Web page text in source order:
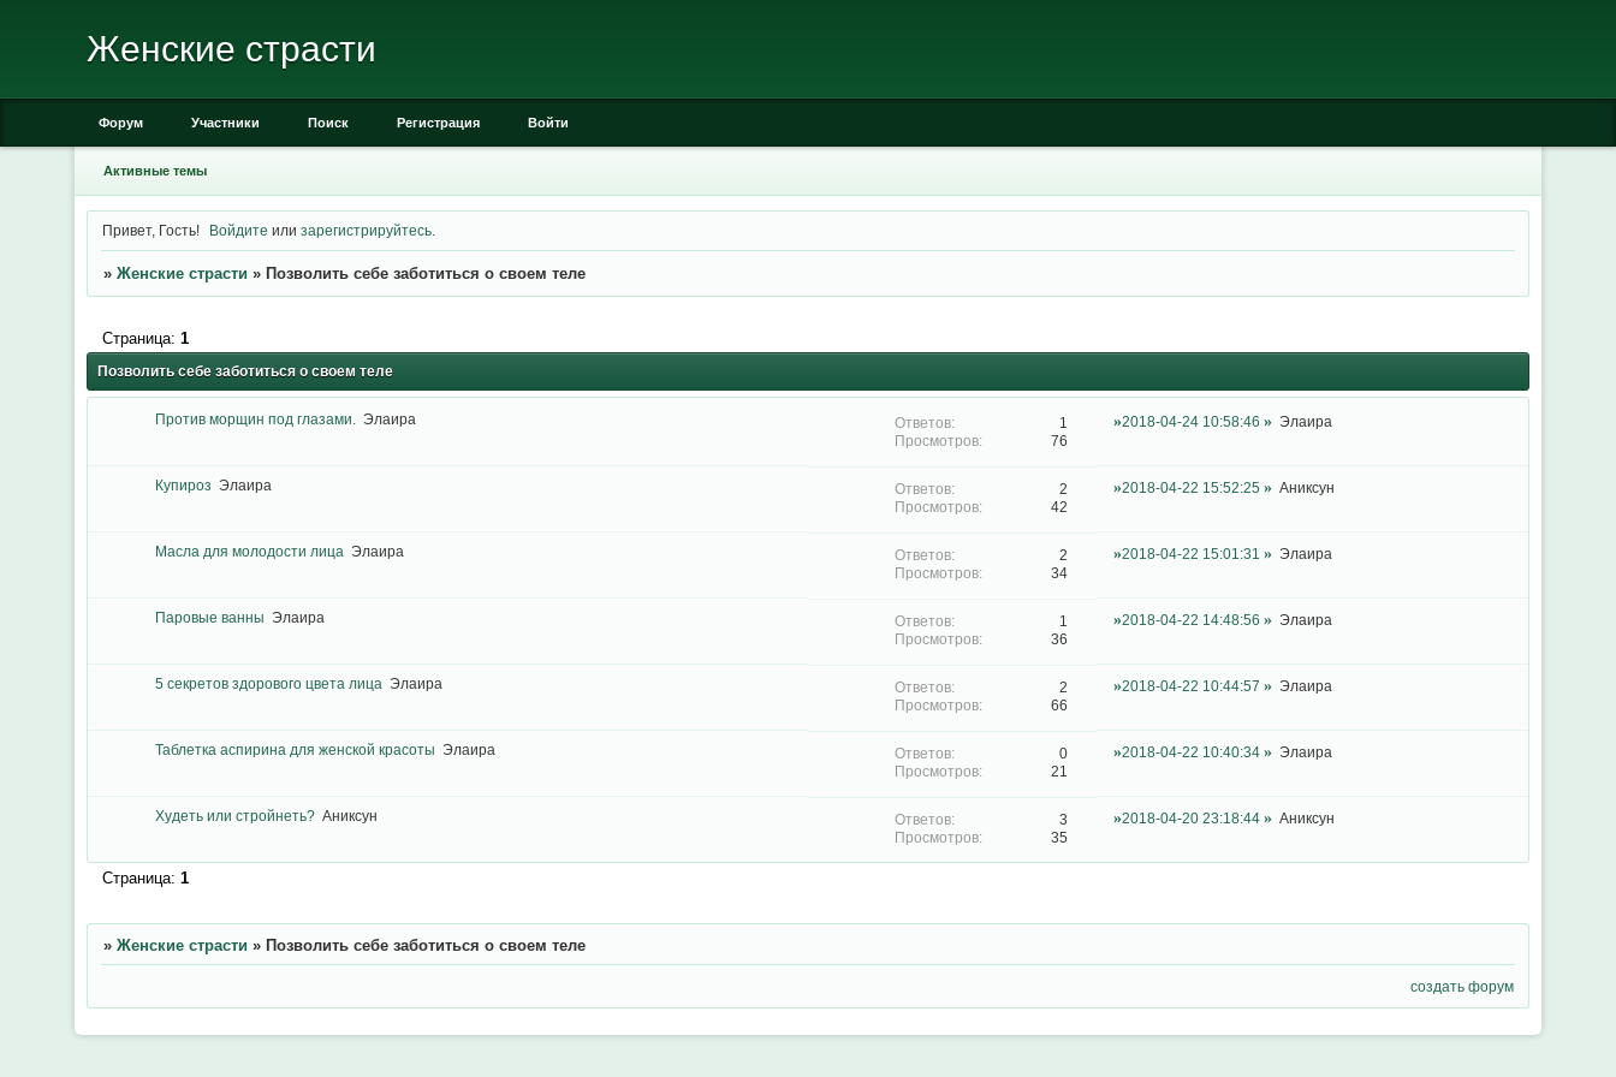
Женские страсти
Форум Участники Поиск Регистрация Войти
Активные темы
Привет, Гость! Войдите илизарегистрируйтесь
» Женские страсти » Позволить себе заботиться о своем теле
Позволить себе заботиться о своем теле
Страница: 1
Против морщин под глазами. Элаира
1
76
2018-04-24 10:58:46 Элаира
Купироз Элаира
2
42
2018-04-22 15:52:25 Аниксун
Масла для молодости лица Элаира
2
34
2018-04-22 15:01:31 Элаира
Паровые ванны Элаира
1
36
2018-04-22 14:48:56 Элаира
5 секретов здорового цвета лица Элаира
2
66
2018-04-22 10:44:57 Элаира
Таблетка аспирина для женской красоты Элаира
0
21
2018-04-22 10:40:34 Элаира
Худеть или стройнеть? Аниксун
3
35
2018-04-20 23:18:44 Аниксун
Страница: 1
» Женские страсти » Позволить себе заботиться о своем теле
создать форум